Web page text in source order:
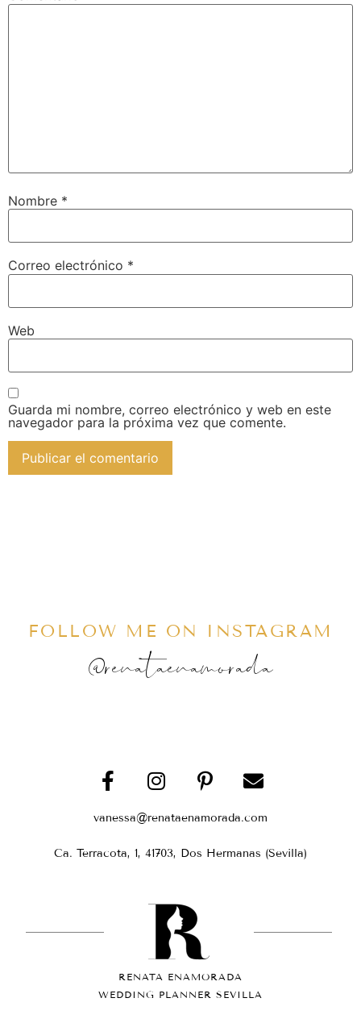
Nombre *
Correo electrónico *
Web
Guarda mi nombre, correo electrónico y web en este
navegador para la próxima vez que comente.
FOLLOW ME ON INSTAGRAM
@renataenamorada
vanessa@renataenamorada.com
Ca. Terracota, 1, 41703, Dos Hermanas (Sevilla)
RENATA ENAMORADA
WEDDING PLANNER SEVILLA